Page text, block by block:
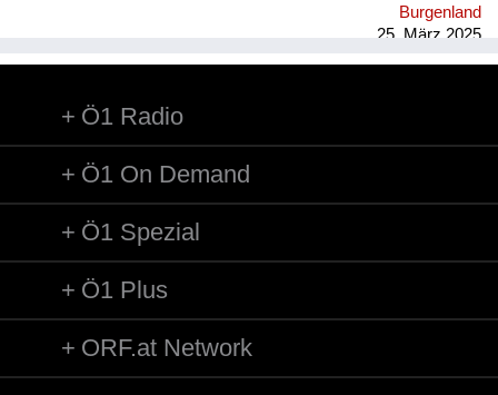
Burgenland
25. März 2025
Ö1 Radio
Ö1 On Demand
Ö1 Spezial
Ö1 Plus
ORF.at Network